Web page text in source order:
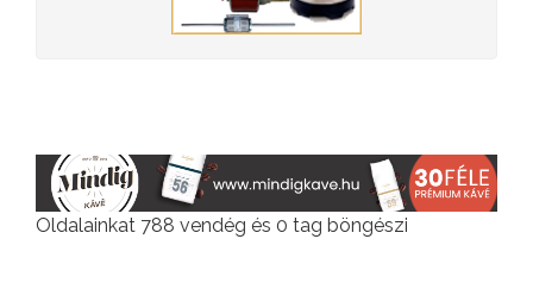
Oldalainkat 788 vendég és 0 tag böngészi